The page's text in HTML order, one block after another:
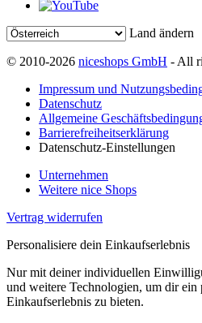
Land ändern
© 2010-2026 niceshops GmbH - All
Impressum und
Datenschutz
Allgemeine
Barrierefreiheitserklärung
Datenschutz-Einstellungen
Unternehmen
Weitere nice Shops
Vertrag widerrufen
Personalisiere dein Einkaufserlebnis
Nur mit deiner individuellen
und weitere Technologien, um dir ein
Einkaufserlebnis zu bieten.